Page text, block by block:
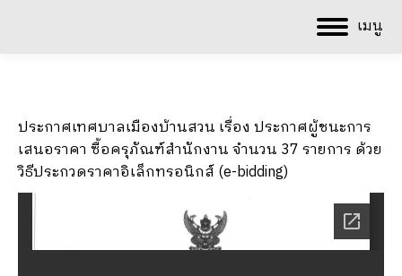
เมนู
ประกาศเทศบาลเมืองบ้านสวน เรื่อง ประกาศผู้ชนะการ
เสนอราคา ซื้อครุภัณฑ์สำนักงาน จำนวน 37 รายการ ด้วย
วิธีประกวดราคาอิเล็กทรอนิกส์ (e-bidding)